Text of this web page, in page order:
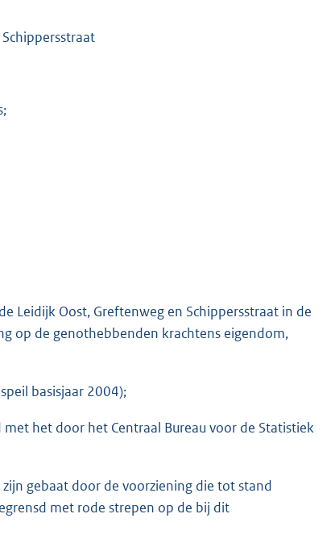
Leidijk Oost, Greftenweg en Schippersstraat in de
op de genothebbenden krachtens eigendom,
basisjaar 2004);
het door het Centraal Bureau voor de Statistiek
gebaat door de voorziening die tot stand
met rode strepen op de bij dit